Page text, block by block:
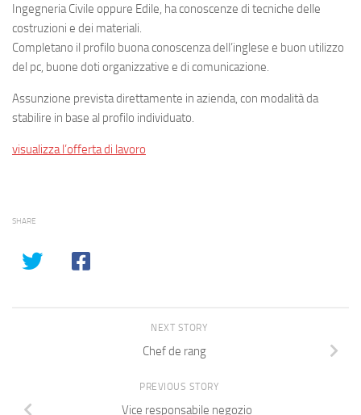
Ingegneria Civile oppure Edile, ha conoscenze di tecniche delle
costruzioni e dei materiali.
Completano il profilo buona conoscenza dell’inglese e buon utilizzo
del pc, buone doti organizzative e di comunicazione.
Assunzione prevista direttamente in azienda, con modalità da
stabilire in base al profilo individuato.
visualizza l’offerta di lavoro
SHARE
NEXT STORY
Chef de rang
PREVIOUS STORY
Vice responsabile negozio